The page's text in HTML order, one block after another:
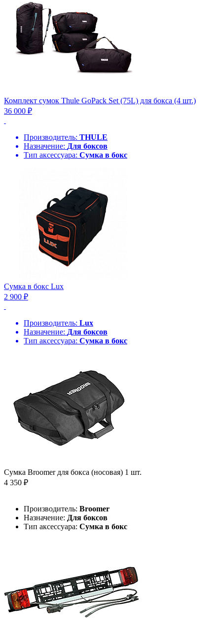
Комплект сумок Thule GoPack Set (75L) для бокса (4 шт.)
36 000 ₽
Производитель: THULE
Назначение: Для боксов
Тип аксессуара: Сумка в бокс
Сумка в бокс Lux
2 900 ₽
Производитель: Lux
Назначение: Для боксов
Тип аксессуара: Сумка в бокс
Сумка Broomer для бокса (носовая) 1 шт.
4 350 ₽
Производитель: Broomer
Назначение: Для боксов
Тип аксессуара: Сумка в бокс